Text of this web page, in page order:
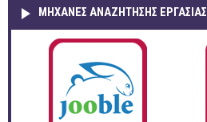
ΜΗΧΑΝΕΣ ΑΝΑΖΗΤΗΣΗΣ ΕΡΓΑΣΙΑΣ